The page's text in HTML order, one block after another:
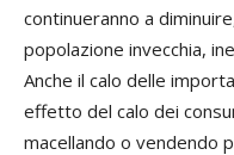
continueranno a
popolazione invecchia,
Anche il calo delle
effetto del calo dei
macellando o vendendo